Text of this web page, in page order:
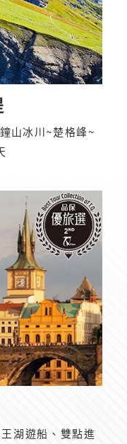
山冰川~楚格峰~
湖遊船、雙點進